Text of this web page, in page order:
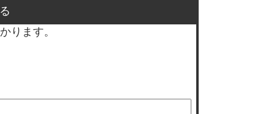
ります。